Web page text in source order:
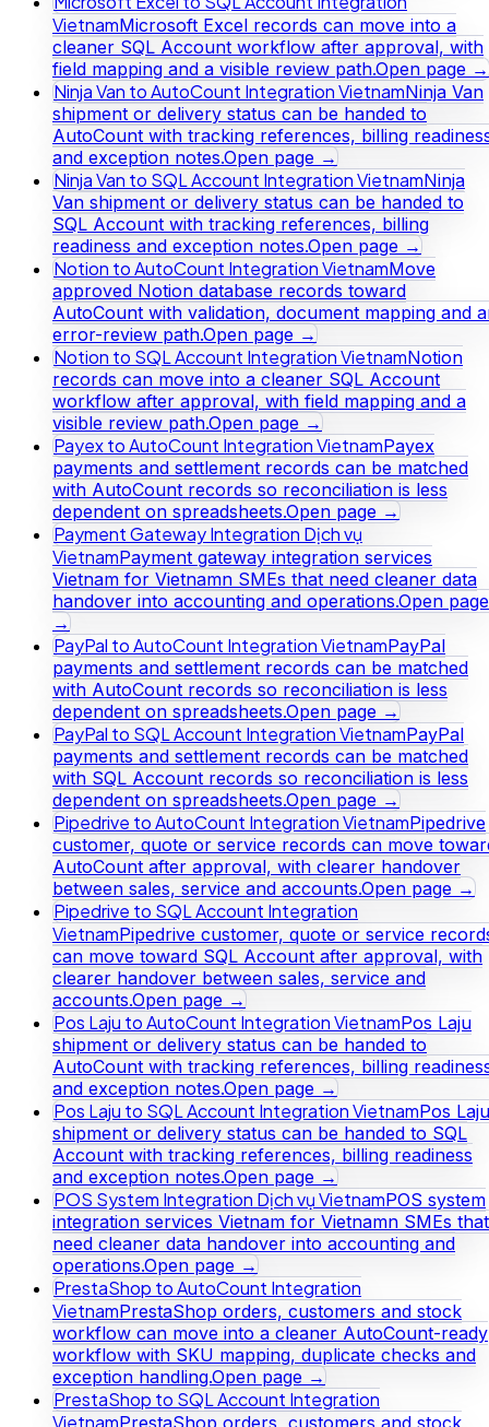
VietnamMicrosoft Excel records can move into a
cleaner SQL Account workflow after approval, with
field mapping and a visible review path.Open page →
Ninja Van to AutoCount Integration VietnamNinja Van
shipment or delivery status can be handed to
AutoCount with tracking references, billing
and exception notes.Open page →
Ninja Van to SQL Account Integration VietnamNinja
Van shipment or delivery status can be handed to
SQL Account with tracking references, billing
readiness and exception notes.Open page →
Notion to AutoCount Integration VietnamMove
approved Notion database records toward
AutoCount with validation, document mapping and
error-review path.Open page →
Notion to SQL Account Integration VietnamNotion
records can move into a cleaner SQL Account
workflow after approval, with field mapping and a
visible review path.Open page →
Payex to AutoCount Integration VietnamPayex
payments and settlement records can be matched
with AutoCount records so reconciliation is less
dependent on spreadsheets.Open page →
Payment Gateway Integration Dịch vụ
VietnamPayment gateway integration services
Vietnam for Vietnamn SMEs that need cleaner data
handover into accounting and operations.Open page
→
PayPal to AutoCount Integration VietnamPayPal
payments and settlement records can be matched
with AutoCount records so reconciliation is less
dependent on spreadsheets.Open page →
PayPal to SQL Account Integration VietnamPayPal
payments and settlement records can be matched
with SQL Account records so reconciliation is less
dependent on spreadsheets.Open page →
Pipedrive to AutoCount Integration VietnamPipedrive
customer, quote or service records can move
AutoCount after approval, with clearer handover
between sales, service and accounts.Open page →
Pipedrive to SQL Account Integration
VietnamPipedrive customer, quote or service
can move toward SQL Account after approval, with
clearer handover between sales, service and
accounts.Open page →
Pos Laju to AutoCount Integration VietnamPos Laju
shipment or delivery status can be handed to
AutoCount with tracking references, billing
and exception notes.Open page →
Pos Laju to SQL Account Integration VietnamPos Laju
shipment or delivery status can be handed to SQL
Account with tracking references, billing readiness
and exception notes.Open page →
POS System Integration Dịch vụ VietnamPOS system
integration services Vietnam for Vietnamn SMEs that
need cleaner data handover into accounting and
operations.Open page →
PrestaShop to AutoCount Integration
VietnamPrestaShop orders, customers and stock
workflow can move into a cleaner AutoCount-ready
workflow with SKU mapping, duplicate checks and
exception handling.Open page →
PrestaShop to SQL Account Integration
VietnamPrestaShop orders, customers and stock